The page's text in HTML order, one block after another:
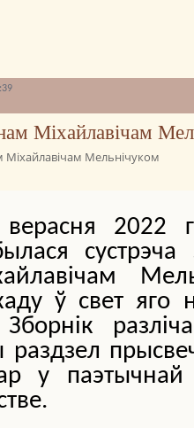
Міхайлавічам
Міхайлавічам Мельнічуком
2022
ў свет яго
раздзел
у